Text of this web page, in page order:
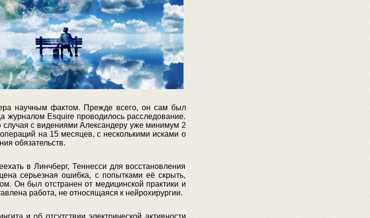
научным фактом. Прежде всего, он сам был
журналом Esquire проводилось расследование.
случая с видениями Александеру уже минимум 2
на 15 месяцев, с несколькими исками о
обязательств.
в Линчберг, Теннесси для восстановления
серьезная ошибка, с попытками её скрыть,
Он был отстранен от медицинской практики и
работа, не относящаяся к нейрохирургии.
и об отсутствии электрической активности